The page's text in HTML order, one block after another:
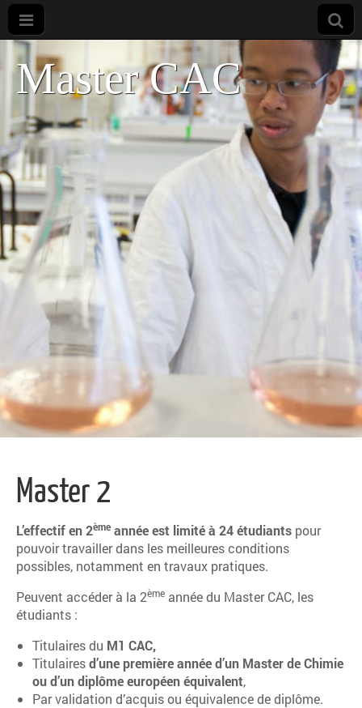
Master CAC
Master 2
L’effectif en 2ème année est limité à 24 étudiants pour
pouvoir travailler dans les meilleures conditions
possibles, notamment en travaux pratiques.
Peuvent accéder à la 2ème année du Master CAC, les
étudiants :
Titulaires du M1 CAC,
Titulairesd’une première année d’un Master de Chimie
ou d’un diplôme européen équivalent,
Par validation d’acquis ou équivalence de diplôme.